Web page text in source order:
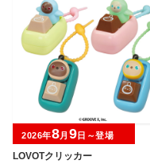
LOVOTクリッカー
2026年8月 9日～登場